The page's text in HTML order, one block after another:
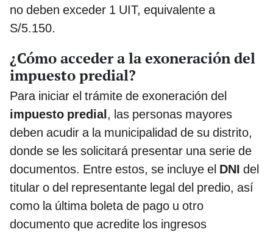
no deben exceder 1 UIT, equivalente a
S/5.150.
¿Cómo acceder a la exoneración del
impuesto predial?
Para iniciar el trámite de exoneración del
impuesto predial, las personas mayores
deben acudir a la municipalidad de su distrito,
donde se les solicitará presentar una serie de
documentos. Entre estos, se incluye el DNI del
titular o del representante legal del predio, así
como la última boleta de pago u otro
documento que acredite los ingresos